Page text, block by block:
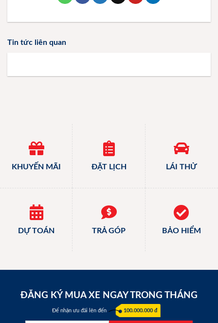
Tin tức liên quan
KHUYẾN MÃI ĐẶT LỊCH LÁI THỬ
DỰ TOÁN TRẢ GÓP BẢO HIỂM
ĐĂNG KÝ MUA XE NGAY TRONG THÁNG
Để nhận ưu đãi lên đến 100.000.000 đ